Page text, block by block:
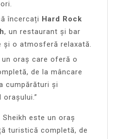
încercați Hard Rock
, un restaurant și bar
și o atmosferă relaxată.
un oraș care oferă o
de la mâncare
cumpărături și
este un oraș
turistică completă, de